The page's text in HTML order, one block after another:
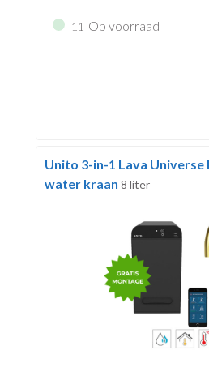
11 Op voorraad
Unito 3-in-1 Lava Universe
water kraan 8 liter